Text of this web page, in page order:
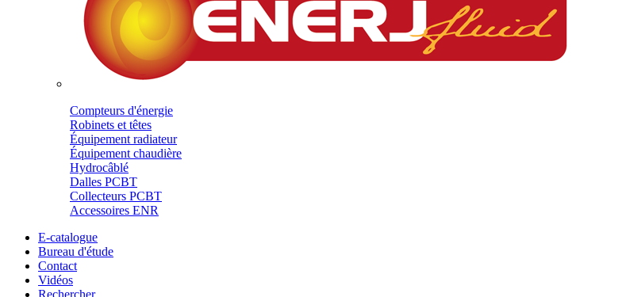
Compteurs d'énergie
Robinets et têtes
Équipement radiateur
Équipement chaudière
Hydrocâblé
Dalles PCBT
Collecteurs PCBT
Accessoires ENR
E-catalogue
Bureau d'étude
Contact
Vidéos
Rechercher